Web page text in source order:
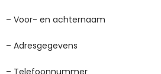
– Voor- en achternaam
– Adresgegevens
– Telefoonnummer